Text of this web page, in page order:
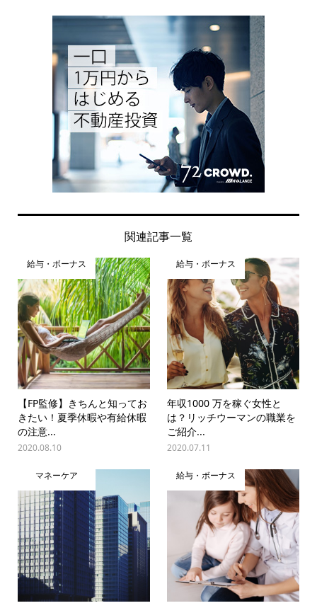
関連記事一覧
給与・ボーナス
【FP監修】きちんと知ってお
きたい！夏季休暇や有給休暇
の注意...
2020.08.10
給与・ボーナス
年収1000 万を稼ぐ女性と
は？リッチウーマンの職業を
ご紹介...
2020.07.11
マネーケア 給与・ボーナス